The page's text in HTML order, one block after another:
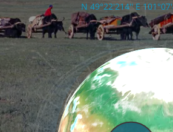
N 49°22'214'' E